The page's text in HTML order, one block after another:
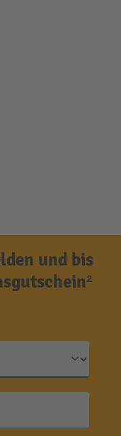
und bis